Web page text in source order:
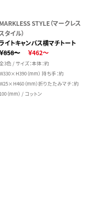
MARKLESS STYLE（マークレス
タイル）
イトキャンバス横マチトート
858～
￥462～
3色 / サイズ：本体：約
（mm） 持ち手：約
（mm）折りたたみマチ：約
100（mm） / コットン